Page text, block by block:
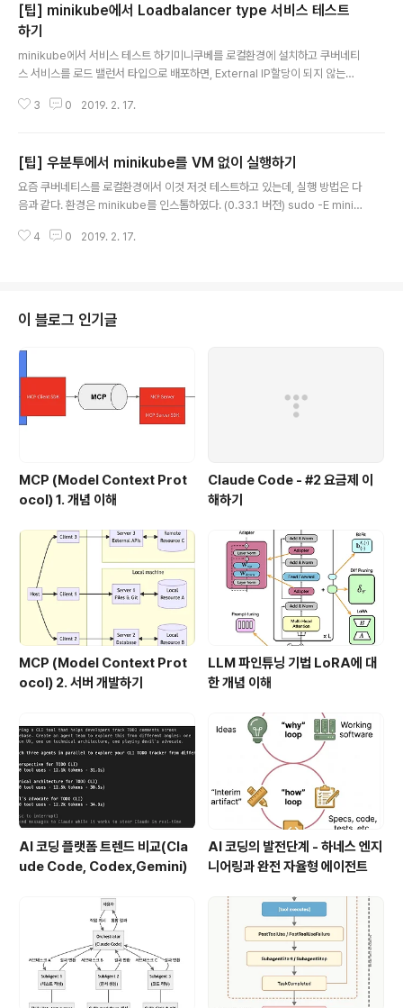
[팁] minikube에서 Loadbalancer type 서비스 테스트
하기
minikube에서 서비스 테스트 하기미니쿠베를 로컬환경에 설치하고 쿠버네티
스 서비스를 로드 밸런서 타입으로 배포하면, External IP할당이 되지 않는다.
E CLUSTER-IP EXTERNAL-IP PORT(S) AGEkubernetes ClusterIP
떻게 해야 할까? 미니쿠베는 서비스를 테스트하기 위해서 service라는 명령을
제공한다. 아래 그림과 같이 minikube service {쿠버네티스 서비스명} 을 입
력하..
3 0 2019. 2. 17.
[팁] 우분투에서 minikube를 VM 없이 실행하기
요즘 쿠버네티스를 로컬환경에서 이것 저것 테스트하고 있는데, 실행 방법은 다
음과 같다. 환경은 minikube를 인스톨하였다. (0.33.1 버전) sudo -E minik
=/run/systemd/resolve/resolv.conf 쿠버네티스를 우분투에서 실행할
nf=/run/systemd/resolve/resolv.conf ..
4 0 2019. 2. 17.
이 블로그 인기글
MCP (Model Context Prot
ocol) 1. 개념 이해
Claude Code - #2 요금제 이
해하기
MCP (Model Context Prot
ocol) 2. 서버 개발하기
LLM 파인튜닝 기법 LoRA에 대
한 개념 이해
AI 코딩 플랫폼 트렌드 비교(Cla
ude Code, Codex,Gemini)
AI 코딩의 발전단계 - 하네스 엔지
니어링과 완전 자율형 에이전트